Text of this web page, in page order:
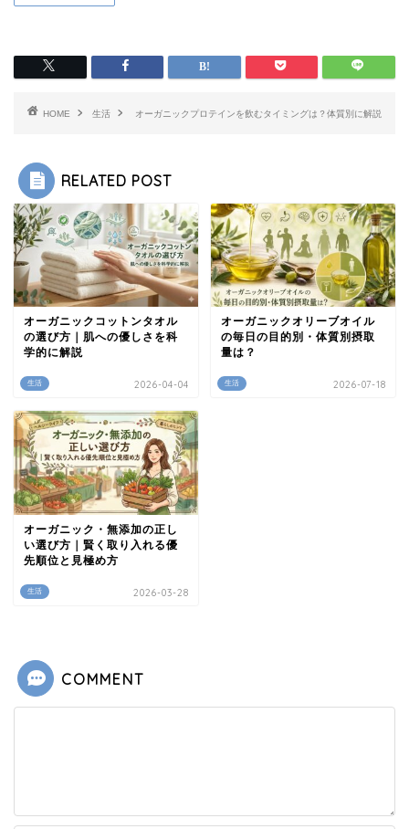
HOME 生活 オーガニックプロテインを飲むタイミングは？体質別に解説
RELATED POST
生活
オーガニックコットンタオル
の選び方｜肌への優しさを科
学的に解説
2026-04-04 生活
オーガニックオリーブオイル
の毎日の目的別・体質別摂取
量は？
2026-07-18
生活
オーガニック・無添加の正し
い選び方｜賢く取り入れる優
先順位と見極め方
2026-03-28
COMMENT